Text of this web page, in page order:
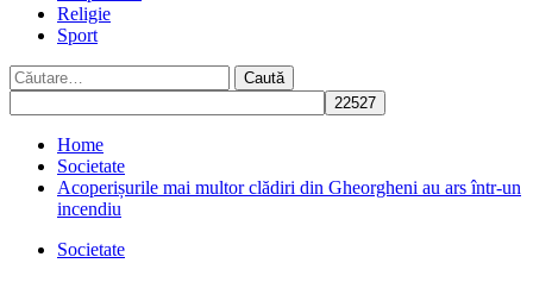
Religie
Sport
Caută
după:
Home
Societate
Acoperișurile mai multor clădiri din Gheorgheni au ars într-un
incendiu
Societate